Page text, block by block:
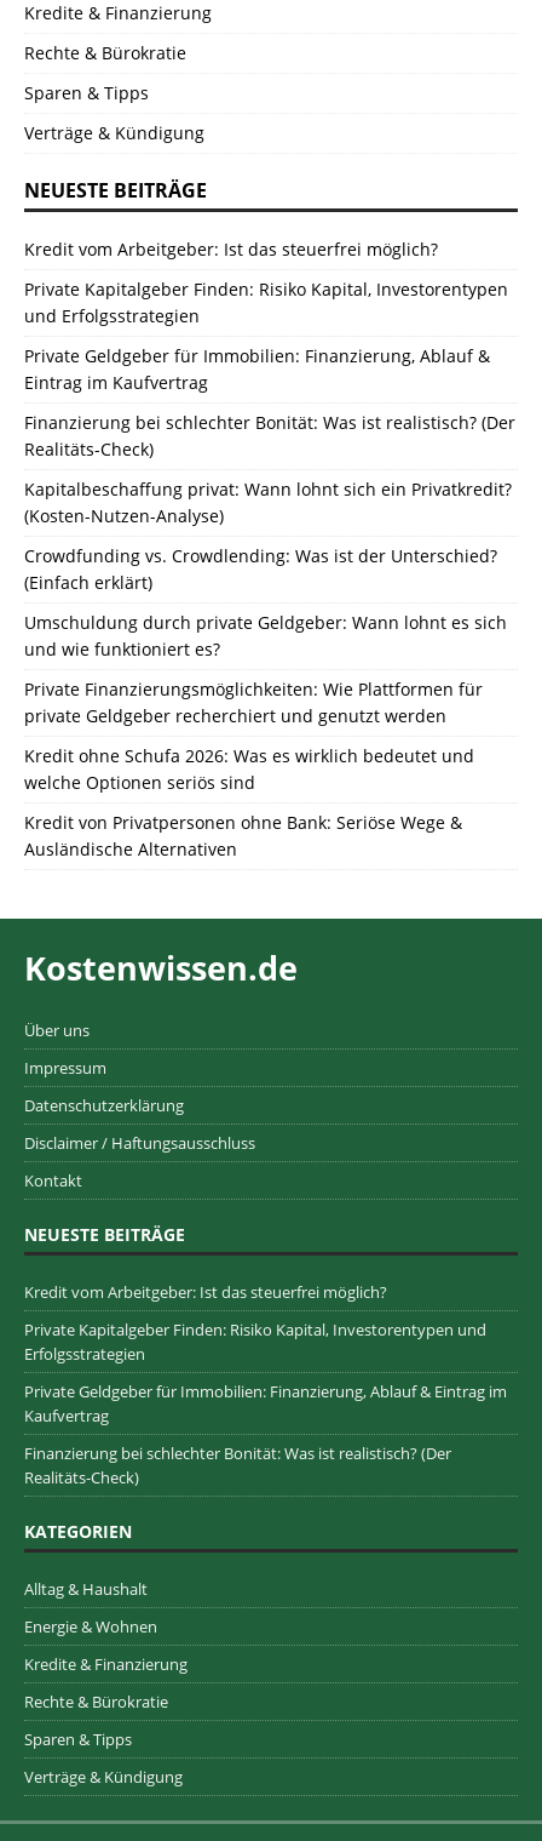
Kredite & Finanzierung
Rechte & Bürokratie
Sparen & Tipps
Verträge & Kündigung
NEUESTE BEITRÄGE
Kredit vom Arbeitgeber: Ist das steuerfrei möglich?
Private Kapitalgeber Finden: Risiko Kapital, Investorentypen
und Erfolgsstrategien
Private Geldgeber für Immobilien: Finanzierung, Ablauf &
Eintrag im Kaufvertrag
Finanzierung bei schlechter Bonität: Was ist realistisch? (Der
Realitäts-Check)
Kapitalbeschaffung privat: Wann lohnt sich ein Privatkredit?
(Kosten-Nutzen-Analyse)
Crowdfunding vs. Crowdlending: Was ist der Unterschied?
(Einfach erklärt)
Umschuldung durch private Geldgeber: Wann lohnt es sich
und wie funktioniert es?
Private Finanzierungsmöglichkeiten: Wie Plattformen für
private Geldgeber recherchiert und genutzt werden
Kredit ohne Schufa 2026: Was es wirklich bedeutet und
welche Optionen seriös sind
Kredit von Privatpersonen ohne Bank: Seriöse Wege &
Ausländische Alternativen
Kostenwissen.de
Über uns
Impressum
Datenschutzerklärung
Disclaimer / Haftungsausschluss
Kontakt
NEUESTE BEITRÄGE
Kredit vom Arbeitgeber: Ist das steuerfrei möglich?
Private Kapitalgeber Finden: Risiko Kapital, Investorentypen und
Erfolgsstrategien
Private Geldgeber für Immobilien: Finanzierung, Ablauf & Eintrag im
Kaufvertrag
Finanzierung bei schlechter Bonität: Was ist realistisch? (Der
Realitäts-Check)
KATEGORIEN
Alltag & Haushalt
Energie & Wohnen
Kredite & Finanzierung
Rechte & Bürokratie
Sparen & Tipps
Verträge & Kündigung